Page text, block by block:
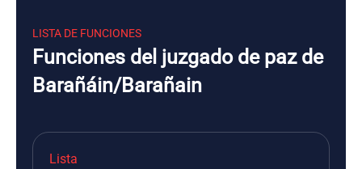
LISTA DE FUNCIONES
Funciones del juzgado de paz de
Barañáin/Barañain
Lista